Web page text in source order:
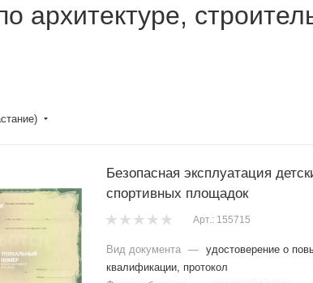
архитектуре,
Безопасная эксплуатация
спортивных площадок
Арт.: 155715
Вид документа — удостоверение о
квалификации, протокол